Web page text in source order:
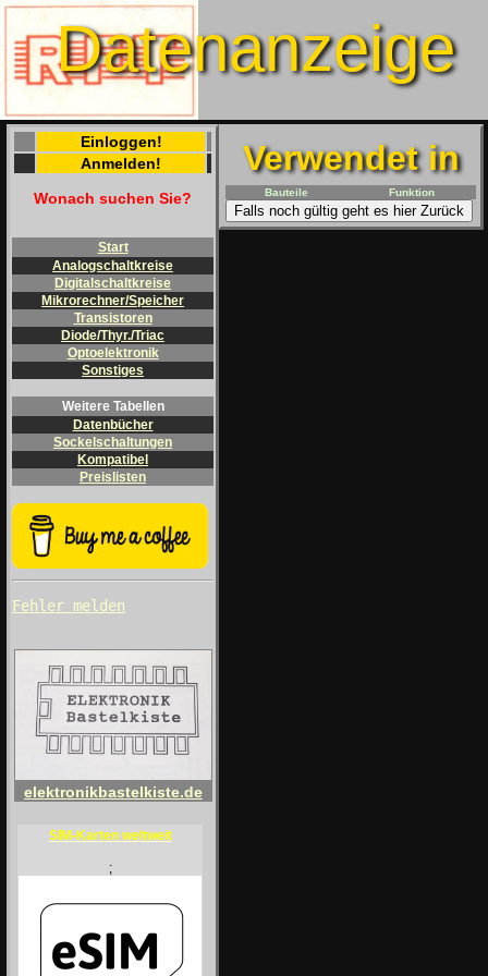
Datenanzeige
Einloggen!
Anmelden!
Wonach suchen Sie?
Start
Analogschaltkreise
Digitalschaltkreise
Mikrorechner/Speicher
Transistoren
Diode/Thyr./Triac
Optoelektronik
Sonstiges
Weitere Tabellen
Datenbücher
Sockelschaltungen
Kompatibel
Preislisten
Fehler melden
elektronikbastelkiste.de
SIM-Karten weltweit
;
Verwendet in
Bauteile Funktion
Falls noch gültig geht es hier Zurück